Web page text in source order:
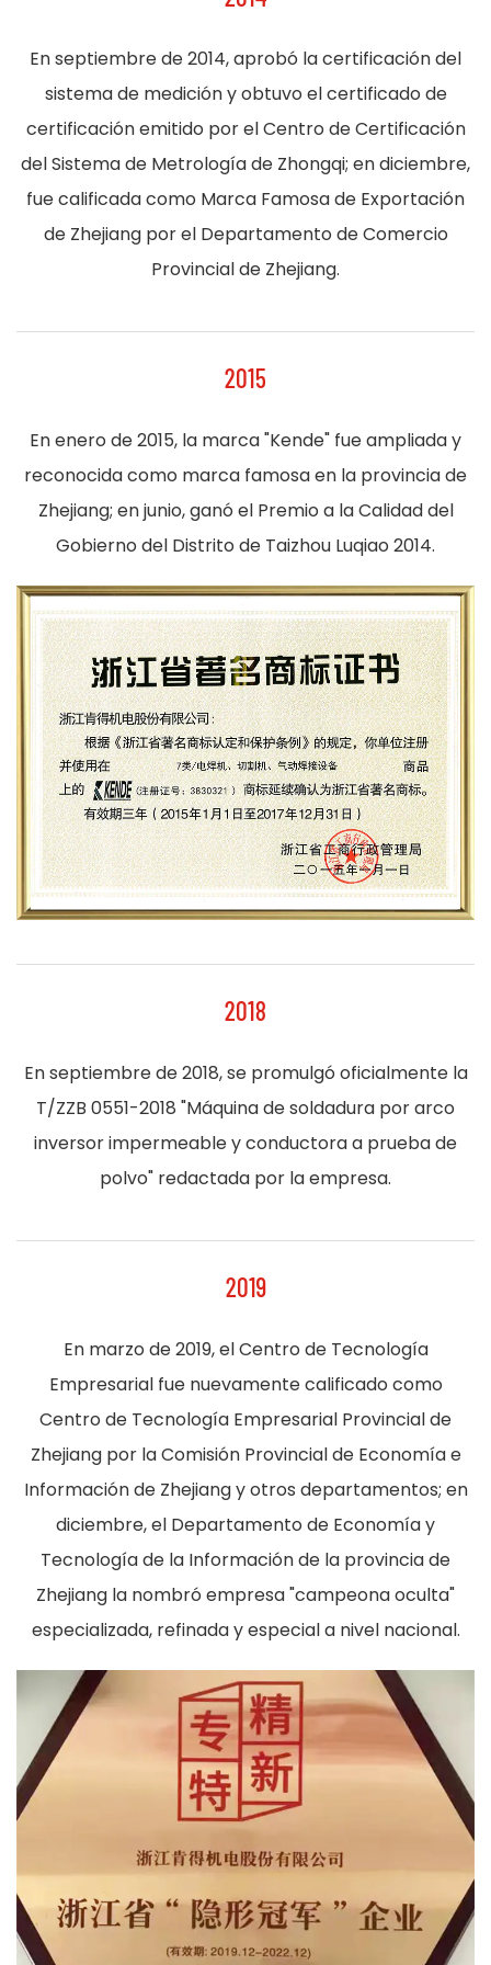
En septiembre de 2014, aprobó la certificación del
sistema de medición y obtuvo el certificado de
certificación emitido por el Centro de Certificación
del Sistema de Metrología de Zhongqi; en diciembre,
fue calificada como Marca Famosa de Exportación
de Zhejiang por el Departamento de Comercio
Provincial de Zhejiang.
2015
En enero de 2015, la marca "Kende" fue ampliada y
reconocida como marca famosa en la provincia de
Zhejiang; en junio, ganó el Premio a la Calidad del
Gobierno del Distrito de Taizhou Luqiao 2014.
2018
En septiembre de 2018, se promulgó oficialmente la
T/ZZB 0551-2018 "Máquina de soldadura por arco
inversor impermeable y conductora a prueba de
polvo" redactada por la empresa.
2019
En marzo de 2019, el Centro de Tecnología
Empresarial fue nuevamente calificado como
Centro de Tecnología Empresarial Provincial de
Zhejiang por la Comisión Provincial de Economía e
Información de Zhejiang y otros departamentos; en
diciembre, el Departamento de Economía y
Tecnología de la Información de la provincia de
Zhejiang la nombró empresa "campeona oculta"
especializada, refinada y especial a nivel nacional.